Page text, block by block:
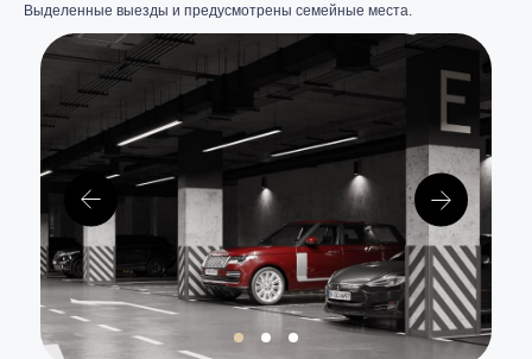
Выделенные выезды и предусмотрены семейные места.